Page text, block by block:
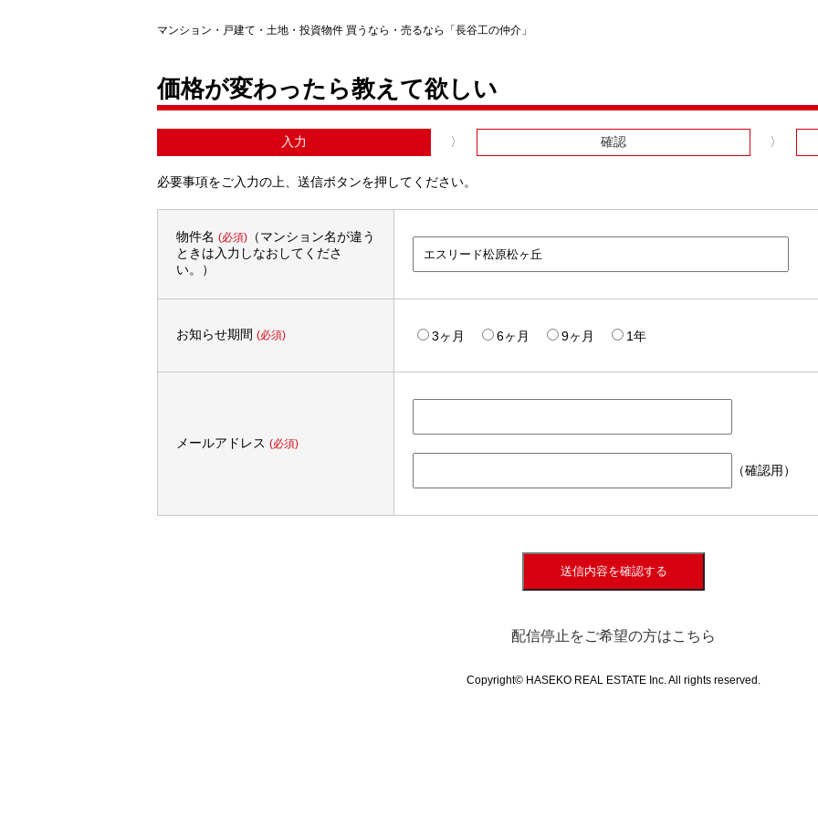
マンション・戸建て・土地・投資物件 買うなら・売るなら「長谷工の仲介」
価格が変わったら教えて欲しい
入力 確認
必要事項をご入力の上、送信ボタンを押してください。
物件名 (必須)（マンション名が違う
ときは入力しなおしてくださ
い。）
お知らせ期間 (必須) 3ヶ月 6ヶ月 9ヶ月 1年
メールアドレス (必須)
（確認用）
送信内容を確認する
配信停止をご希望の方はこちら
Copyright© HASEKO REAL ESTATE Inc. All rights reserved.